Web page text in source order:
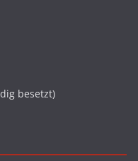
besetzt)